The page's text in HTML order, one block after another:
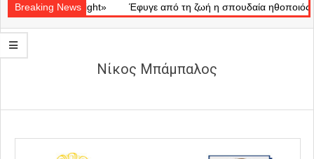
Navigation
Menu
Breaking News
«Ray of Light» Έφυγε από τη ζωή η σπουδαία ηθοποιός
Νίκος Μπάμπαλος